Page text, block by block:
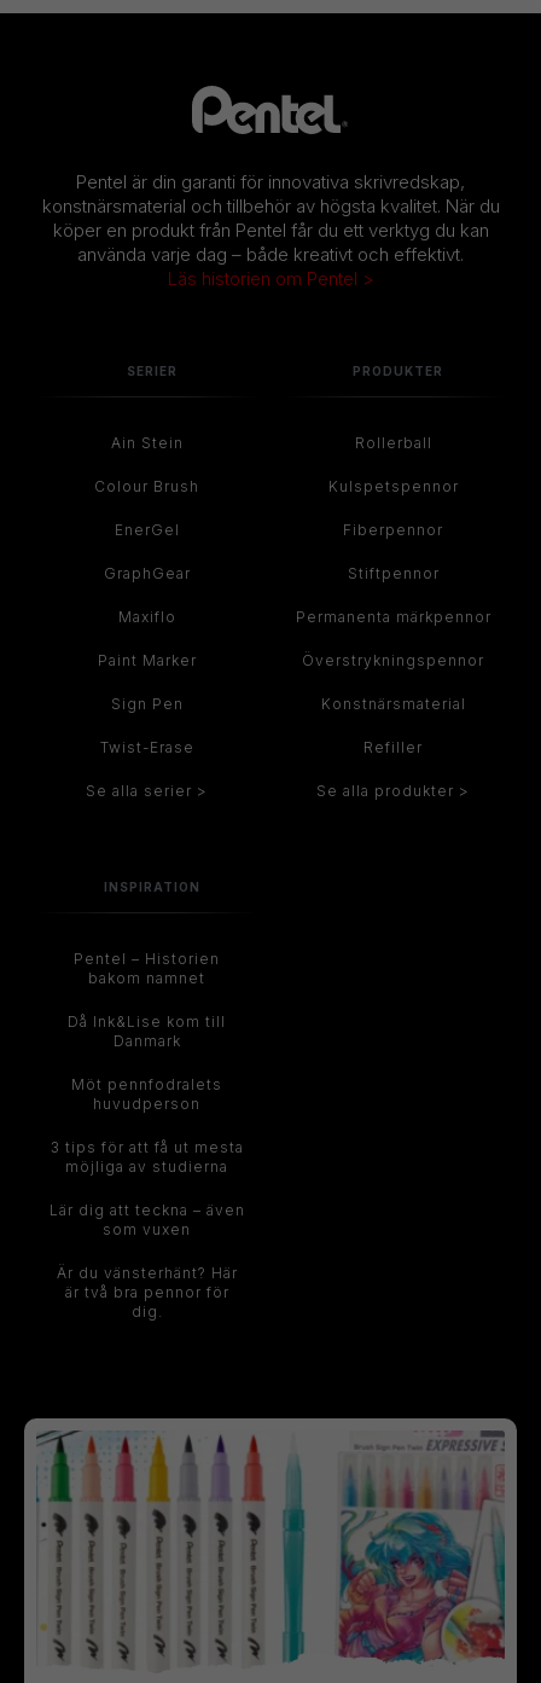
Pentel är din garanti för innovativa skrivredskap,
konstnärsmaterial och tillbehör av högsta kvalitet. När du
köper en produkt från Pentel får du ett verktyg du kan
använda varje dag – både kreativt och effektivt.
Läs historien om Pentel >
SERIER
Ain Stein
Colour Brush
EnerGel
GraphGear
Maxiflo
Paint Marker
Sign Pen
Twist-Erase
Se alla serier >
PRODUKTER
Rollerball
Kulspetspennor
Fiberpennor
Stiftpennor
Permanenta märkpennor
Överstrykningspennor
Konstnärsmaterial
Refiller
Se alla produkter >
INSPIRATION
Pentel – Historien
bakom namnet
Då Ink&Lise kom till
Danmark
Möt pennfodralets
huvudperson
3 tips för att få ut mesta
möjliga av studierna
Lär dig att teckna – även
som vuxen
Är du vänsterhänt? Här
är två bra pennor för
dig.